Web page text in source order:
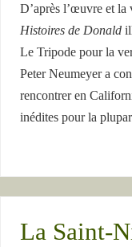
D’après l’œuvre et
Histoires de Donald
Le Tripode pour la
Peter Neumeyer a
rencontrer en
inédites pour la
La Saint-